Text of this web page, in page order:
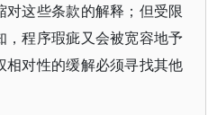
这些条款的解释；但受限
程序瑕疵又会被宽容地予
相对性的缓解必须寻找其他